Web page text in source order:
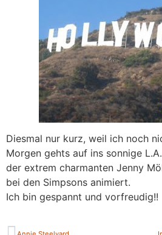
Diesmal nur kurz, weil ich noch
Morgen gehts auf ins sonnige
der extrem charmanten Jenny
bei den Simpsons animiert.
Ich bin gespannt und vorfreudig!!